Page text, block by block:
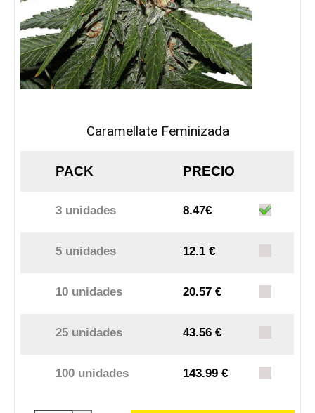
Caramellate Feminizada
PACK PRECIO
3 unidades 8.47€
5 unidades 12.1 €
10 unidades 20.57 €
25 unidades 43.56 €
100 unidades 143.99 €